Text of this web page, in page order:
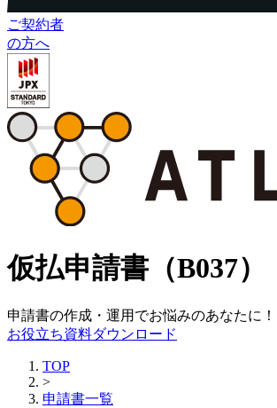
ご契約者
の方へ
仮払申請書（B037）
申請書の作成・運用でお悩みのあなたに！
お役立ち資料ダウンロード
TOP
>
申請書一覧